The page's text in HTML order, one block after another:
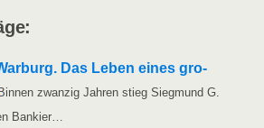
Das Leben eines gro­
Bin­nen zwan­zig Jah­ren stieg Sieg­mund G.
Bankier…